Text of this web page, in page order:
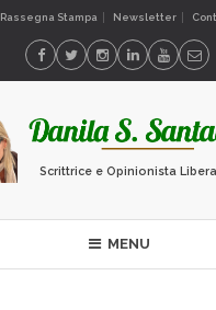
Rassegna Stampa Newsletter
Scrittrice e Opinionista
MENU